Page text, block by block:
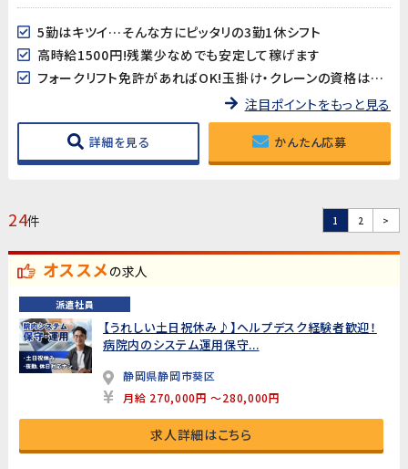
5勤はキツイ…そんな方にピッタリの3勤1休シフト
高時給1500円!残業少なめでも安定して稼げます
フォークリフト免許があればOK!玉掛け・クレーンの資格は働きながら無料で取れる!
注目ポイントをもっと見る
詳細を見る かんたん応募
24件 1 2 >
オススメの求人
派遣社員
【うれしい土日祝休み♪】ヘルプデスク経験者歓迎！
病院内のシステム運用保守...
静岡県静岡市葵区
月給 270,000円 ～280,000円
求人詳細はこちら